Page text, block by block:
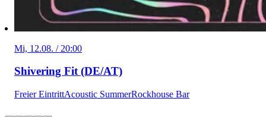
Mi, 12.08. / 20:00
Shivering Fit (DE/AT)
Freier EintrittAcoustic SummerRockhouse Bar